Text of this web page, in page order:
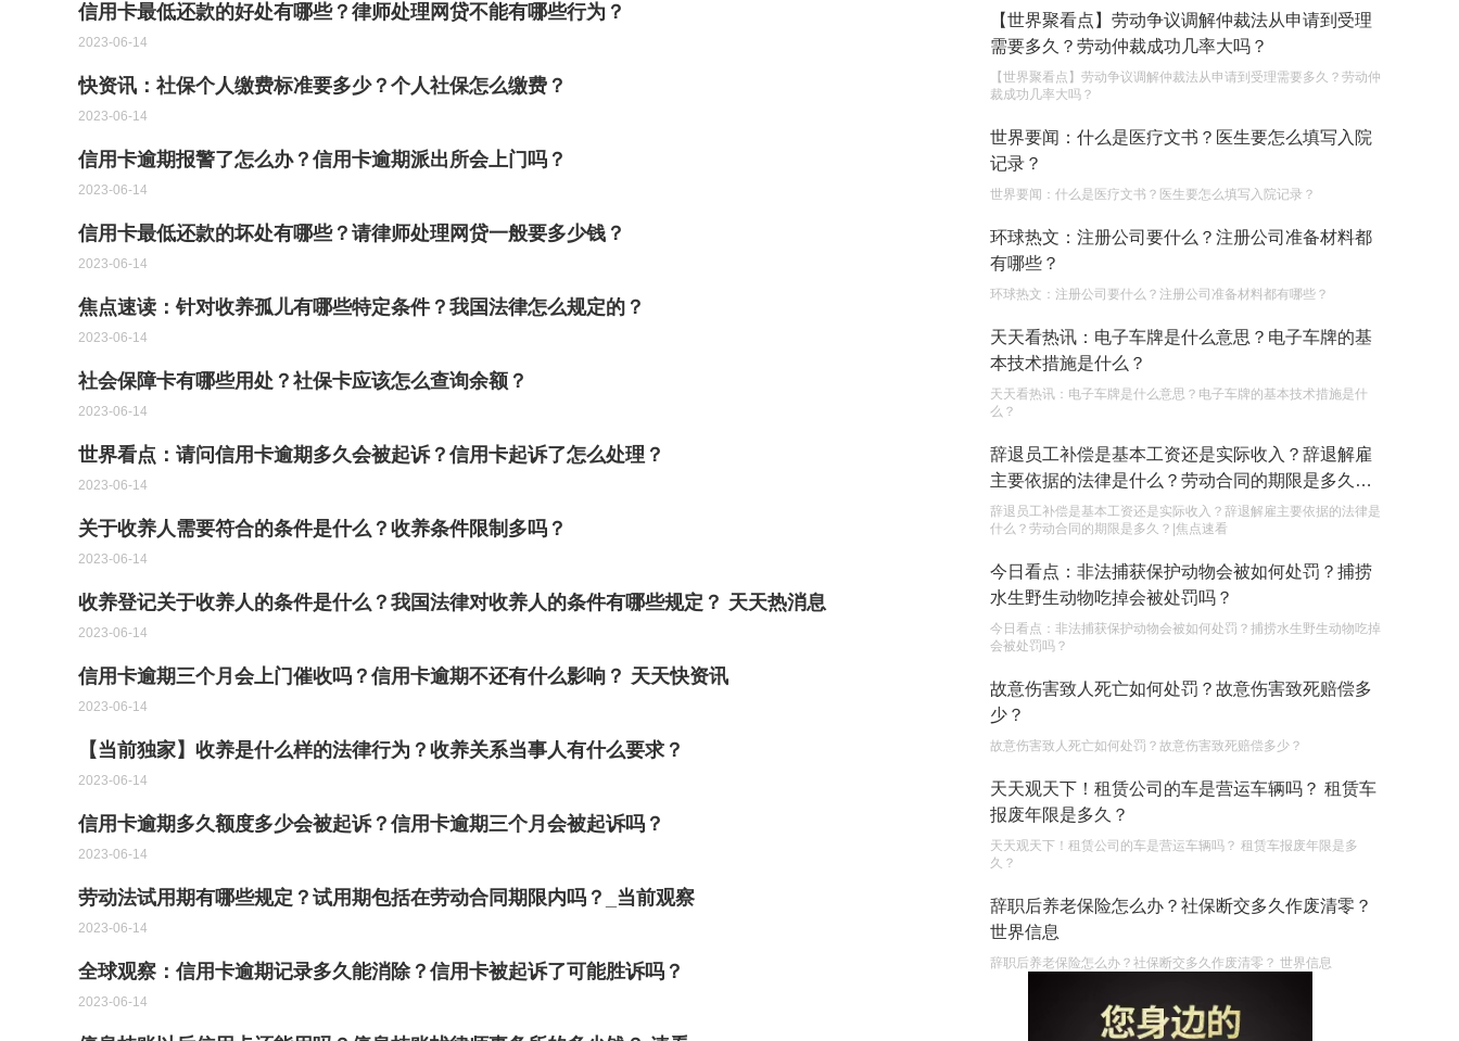
信用卡最低还款的好处有哪些？律师处理网贷不能有哪些行为？
2023-06-14
快资讯：社保个人缴费标准要多少？个人社保怎么缴费？
2023-06-14
信用卡逾期报警了怎么办？信用卡逾期派出所会上门吗？
2023-06-14
信用卡最低还款的坏处有哪些？请律师处理网贷一般要多少钱？
2023-06-14
焦点速读：针对收养孤儿有哪些特定条件？我国法律怎么规定的？
2023-06-14
社会保障卡有哪些用处？社保卡应该怎么查询余额？
2023-06-14
世界看点：请问信用卡逾期多久会被起诉？信用卡起诉了怎么处理？
2023-06-14
关于收养人需要符合的条件是什么？收养条件限制多吗？
2023-06-14
收养登记关于收养人的条件是什么？我国法律对收养人的条件有哪些规定？ 天天热消息
2023-06-14
信用卡逾期三个月会上门催收吗？信用卡逾期不还有什么影响？ 天天快资讯
2023-06-14
【当前独家】收养是什么样的法律行为？收养关系当事人有什么要求？
2023-06-14
信用卡逾期多久额度多少会被起诉？信用卡逾期三个月会被起诉吗？
2023-06-14
劳动法试用期有哪些规定？试用期包括在劳动合同期限内吗？_当前观察
2023-06-14
全球观察：信用卡逾期记录多久能消除？信用卡被起诉了可能胜诉吗？
2023-06-14
单纯的遗产赠要缴税吗？
遗产继承必须要公证吗？
2023-05-05
【世界聚看点】劳动争议调解仲裁法从申请到受理
需要多久？劳动仲裁成功几率大吗？
【世界聚看点】劳动争议调解仲裁法从申请到受理需要多久？劳动仲
裁成功几率大吗？
世界要闻：什么是医疗文书？医生要怎么填写入院
记录？
世界要闻：什么是医疗文书？医生要怎么填写入院记录？
环球热文：注册公司要什么？注册公司准备材料都
有哪些？
环球热文：注册公司要什么？注册公司准备材料都有哪些？
天天看热讯：电子车牌是什么意思？电子车牌的基
本技术措施是什么？
天天看热讯：电子车牌是什么意思？电子车牌的基本技术措施是什
么？
辞退员工补偿是基本工资还是实际收入？辞退解雇
主要依据的法律是什么？劳动合同的期限是多久？|
焦点速看
辞退员工补偿是基本工资还是实际收入？辞退解雇主要依据的法律是
什么？劳动合同的期限是多久？|焦点速看
今日看点：非法捕获保护动物会被如何处罚？捕捞
水生野生动物吃掉会被处罚吗？
今日看点：非法捕获保护动物会被如何处罚？捕捞水生野生动物吃掉
会被处罚吗？
故意伤害致人死亡如何处罚？故意伤害致死赔偿多
少？
故意伤害致人死亡如何处罚？故意伤害致死赔偿多少？
天天观天下！租赁公司的车是营运车辆吗？ 租赁车
报废年限是多久？
天天观天下！租赁公司的车是营运车辆吗？ 租赁车报废年限是多
久？
辞职后养老保险怎么办？社保断交多久作废清零？
世界信息
辞职后养老保险怎么办？社保断交多久作废清零？ 世界信息